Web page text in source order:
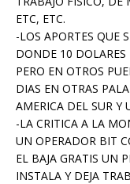
ETC, ETC.
-LOS APORTES QUE
DONDE 10 DOLARES
PERO EN OTROS
DIAS EN OTRAS
AMERICA DEL SUR Y
-LA CRITICA A LA
UN OPERADOR BIT
EL BAJA GRATIS UN
INSTALA Y DEJA